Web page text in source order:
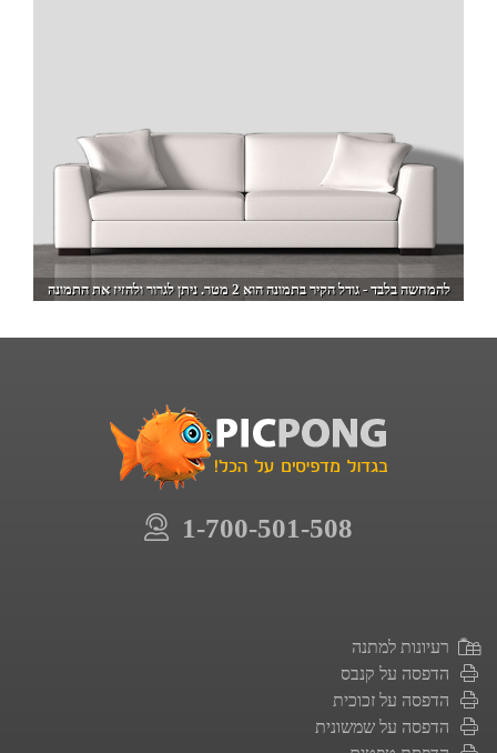
להמחשה בלבד - גודל הקיר בתמונה הוא 2 מטר. ניתן לגרור ולהזיז את התמונה
1-700-501-508
רעיונות למתנה
הדפסה על קנבס
הדפסה על זכוכית
הדפסה על שמשונית